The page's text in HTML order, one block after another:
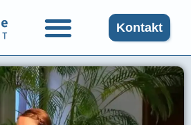
Kontakt